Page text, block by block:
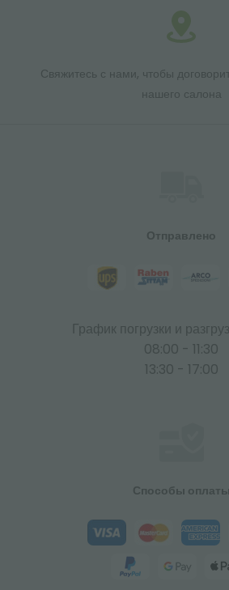
Свяжитесь с нами, чтобы
нашего салона
Отправлено
График погрузки и
08:00 - 11:30
13:30 - 17:00
Способы оплаты